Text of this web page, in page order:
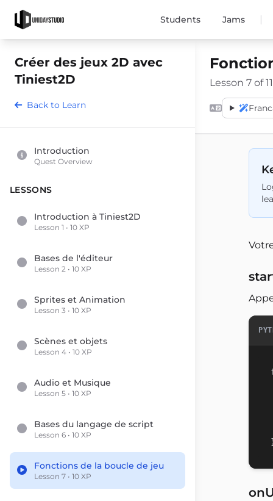
Students Jams |
Créer des jeux 2D avec
Tiniest2D
Back to Learn
Introduction
Quest Overview
LESSONS
Introduction à Tiniest2D
Lesson 1 • 10 XP
Bases de l'éditeur
Lesson 2 • 10 XP
Sprites et Animation
Lesson 3 • 10 XP
Scènes et objets
Lesson 4 • 10 XP
Audio et Musique
Lesson 5 • 10 XP
Bases du langage de script
Lesson 6 • 10 XP
Fonctions de la boucle de jeu
Lesson 7 • 10 XP
Lesson 7 of